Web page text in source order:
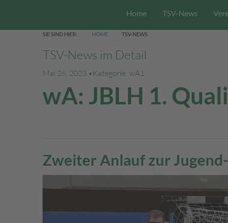
Home TSV-News
SIE SIND HIER: HOME TSV-NEWS
TSV-News im Detail
Mai 26, 2023 • Kategorie: wA1
wA: JBLH 1.
Zweiter Anlauf zur